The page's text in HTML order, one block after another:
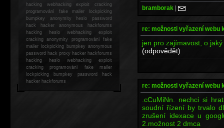
bramborak |
re: možnosti vyřazení webu
jen pro zajímavost, o
(odpovědět)
re: možnosti vyřazení webu
.cCuMiNn. nechci si
soudní řízení by trvalo
zrušení idexace u
2.možnost 2 dmca
hackingwebhacking exploit cracking
programování fake mailer lockpicking
bumpkey anonymity heslo password
hackhacker anonymous hackforums
hackingheslo webhacking exploit
cracking anonymity programování fake
mailer lockpicking bumpkey anonymous
password hack proxy hacker hackforums
hacking heslo webhacking exploit
cracking programování fake mailer
lockpicking bumpkey password hack
hackerhackforums